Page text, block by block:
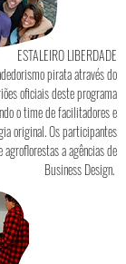
ESTALEIRO LIBERDADE
pirata através do
oficiais deste programa
o time de facilitadores e
original. Os participantes
a agências de
Business Design.